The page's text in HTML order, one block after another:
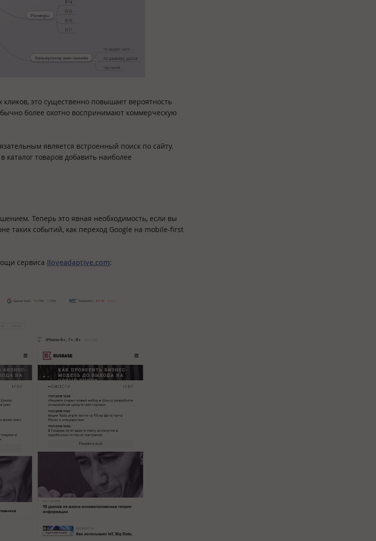
это существенно повышает вероятность
более охотно воспринимают коммерческую
является встроенный поиск по сайту.
товаров добавить наиболее
Теперь это явная необходимость, если вы
таких событий, как переход Google на mobile-first
сервиса Iloveadaptive.com: